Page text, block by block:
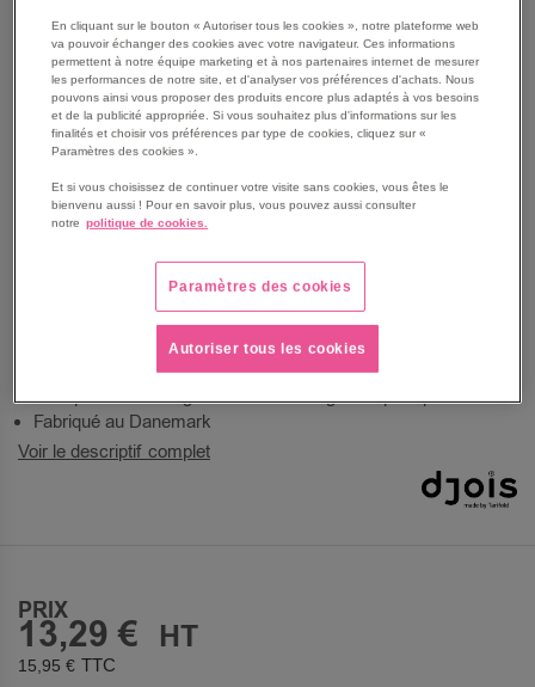
SKIP
BEGINNING
IMAGES
GALLERY
Les avantages
Pochette non adhésive à rabat pour CD/DVD Djois
made by Tarifold.
Pochette pour rangement CD/DVD.
Une pochette CD/DVD de haute qualité et solide.
Alternative aux meubles de rangement.
Pochette plastique CD/DVD assure sécurité et évite la
salissure et la poussière.
Rabat de fermeture pratique et offre une sécurité pour
Cela permet un rangement DVD intelligent et pratique.
Fabriqué au Danemark
Voir le descriptif complet
PRIX
13,29 €
15,95 €
En cliquant sur le bouton « Autoriser tous les cookies », notre plateforme web
va pouvoir échanger des cookies avec votre navigateur. Ces informations
permettent à notre équipe marketing et à nos partenaires internet de mesurer
les performances de notre site, et d'analyser vos préférences d'achats. Nous
pouvons ainsi vous proposer des produits encore plus adaptés à vos besoins
et de la publicité appropriée. Si vous souhaitez plus d'informations sur les
finalités et choisir vos préférences par type de cookies, cliquez sur «
Paramètres des cookies ».
Et si vous choisissez de continuer votre visite sans cookies, vous êtes le
bienvenu aussi ! Pour en savoir plus, vous pouvez aussi consulter
notre politique de cookies.
Paramètres des cookies
Autoriser tous les cookies